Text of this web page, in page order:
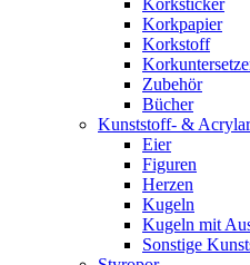
Korksticker
Korkpapier
Korkstoff
Zubehör
Bücher
Kunststoff- &
Eier
Figuren
Herzen
Kugeln
Kugeln mit
Sonstige